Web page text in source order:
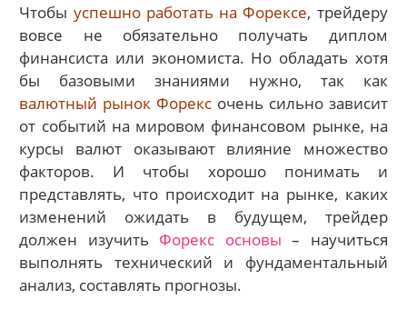
Чтобы успешно работать на Форексе, трейдеру
вовсе не обязательно получать диплом
финансиста или экономиста. Но обладать хотя
бы базовыми знаниями нужно, так как
валютный рынок Форекс очень сильно зависит
от событий на мировом финансовом рынке, на
курсы валют оказывают влияние множество
факторов. И чтобы хорошо понимать и
представлять, что происходит на рынке, каких
изменений ожидать в будущем, трейдер
должен изучить Форекс основы – научиться
выполнять технический и фундаментальный
анализ, составлять прогнозы.